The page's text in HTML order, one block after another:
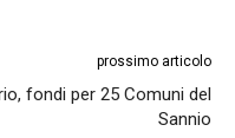
prossimo articolo
fondi per 25 Comuni del
Sannio